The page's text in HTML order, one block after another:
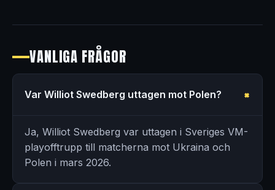
VANLIGA FRÅGOR
Var Williot Swedberg uttagen mot Polen?
Ja, Williot Swedberg var uttagen i Sveriges VM-
playofftrupp till matcherna mot Ukraina och
Polen i mars 2026.